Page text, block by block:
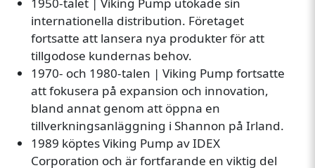
internationella distribution. Företaget
fortsatte att lansera nya produkter för att
tillgodose kundernas behov.
1970- och 1980-talen | Viking Pump fortsatte
att fokusera på expansion och innovation,
bland annat genom att öppna en
tillverkningsanläggning i Shannon på Irland.
1989 köptes Viking Pump av IDEX
Corporation och är fortfarande en viktig del